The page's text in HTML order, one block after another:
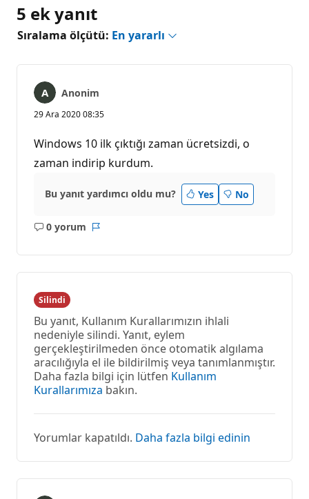
5 ek yanıt
Sıralama ölçütü: En yararlı
Anonim
29 Ara 2020 08:35
Windows 10 ilk çıktığı zaman ücretsizdi, o
zaman indirip kurdum.
Bu yanıt yardımcı oldu mu? Yes No
0 yorum
Açıklama
Silindi
Bu yanıt, Kullanım Kurallarımızın ihlali
nedeniyle silindi. Yanıt, eylem
gerçekleştirilmeden önce otomatik algılama
aracılığıyla el ile bildirilmiş veya tanımlanmıştır.
Daha fazla bilgi için lütfen Kullanım
Kurallarımıza bakın.
Yorumlar kapatıldı. Daha fazla bilgi edinin